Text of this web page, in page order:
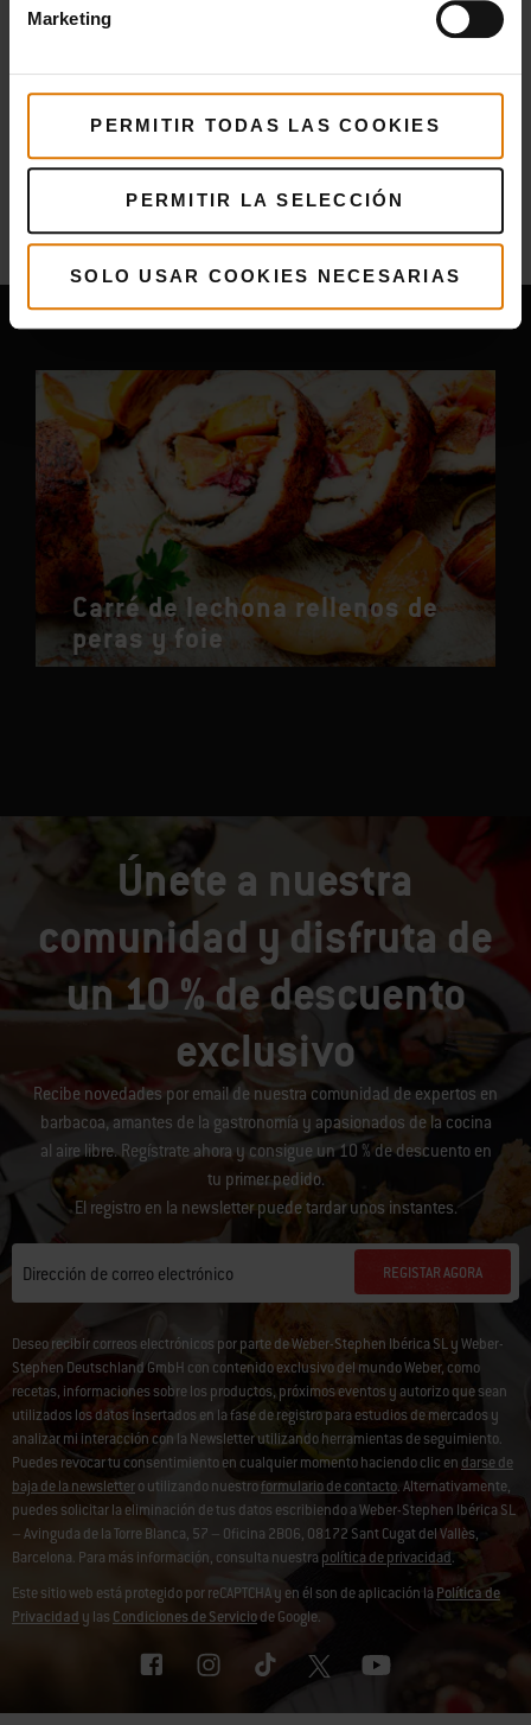
Marketing
PERMITIR TODAS LAS COOKIES
PERMITIR LA SELECCIÓN
SOLO USAR COOKIES NECESARIAS
Másrecetas
Puede que también te guste
Carré de lechona rellenos de
peras y foie
Únete a nuestra
comunidad y disfruta de
un 10 % de descuento
exclusivo
Recibe novedades por email de nuestra comunidad de expertos en
barbacoa, amantes de la gastronomía y apasionados de la cocina
al aire libre. Regístrate ahora y consigue un 10 % de descuento en
tu primer pedido.
El registro en la newsletter puede tardar unos instantes.
Dirección de correo electrónico REGISTAR AGORA
Deseo recibir correos electrónicos por parte de Weber-Stephen Ibérica SL y Weber-
Stephen Deutschland GmbH con contenido exclusivo del mundo Weber, como
recetas, informaciones sobre los productos, próximos eventos y autorizo que sean
utilizados los datos insertados en la fase de registro para estudios de mercados y
analizar mi interacción con la Newsletter utilizando herramientas de seguimiento.
Puedes revocar tu consentimiento en cualquier momento haciendo clic en darse de
baja de la newslettero utilizando nuestroformulario de contacto. Alternativamente,
puedes solicitar la eliminación de tus datos escribiendo a Weber-Stephen Ibérica SL
– Avinguda de la Torre Blanca, 57 – Oficina 2B06, 08172 Sant Cugat del Vallès,
Barcelona. Para más información, consulta nuestra política de privacidad.
Este sitio web está protegido por reCAPTCHA y en él son de aplicación laPolítica de
Privacidad y las Condiciones de Serviciode Google.